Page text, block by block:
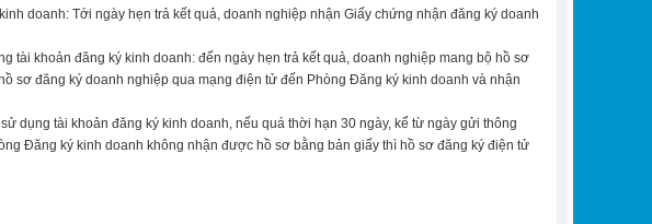
doanh: Tới ngày hẹn trả kết quả, doanh nghiệp nhận Giấy chứng nhận đăng ký doanh
tài khoản đăng ký kinh doanh: đến ngày hẹn trả kết quả, doanh nghiệp mang bộ hồ sơ
sơ đăng ký doanh nghiệp qua mạng điện tử đến Phòng Đăng ký kinh doanh và nhận
dụng tài khoản đăng ký kinh doanh, nếu quá thời hạn 30 ngày, kể từ ngày gửi thông
Đăng ký kinh doanh không nhận được hồ sơ bằng bản giấy thì hồ sơ đăng ký điện tử